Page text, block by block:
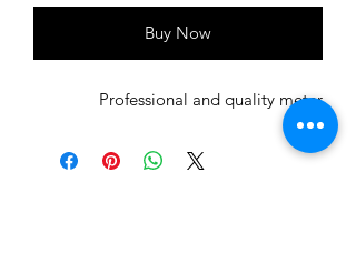
Buy Now
Professional and quality meter